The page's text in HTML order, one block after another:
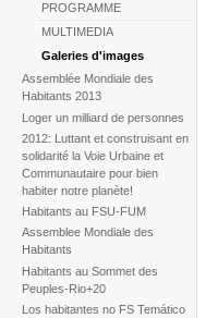
PROGRAMME
MULTIMEDIA
Galeries d'images
Assemblée Mondiale des
Habitants 2013
Loger un milliard de personnes
2012: Luttant et construisant en
solidarité la Voie Urbaine et
Communautaire pour bien
habiter notre planète!
Habitants au FSU-FUM
Assemblee Mondiale des
Habitants
Habitants au Sommet des
Peuples-Rio+20
Los habitantes no FS Temático